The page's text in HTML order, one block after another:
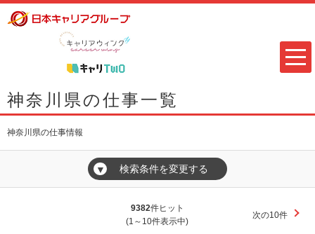
神奈川県の仕事一覧
神奈川県の仕事情報
▼ 検索条件を変更する
9382件ヒット
(1～10件表示中)
次の10件